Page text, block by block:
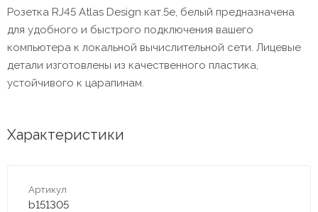
Розетка RJ45 Atlas Design кат.5е, белый предназначена
для удобного и быстрого подключения вашего
компьютера к локальной вычислительной сети. Лицевые
детали изготовлены из качественного пластика,
устойчивого к царапинам.
Характеристики
Артикул
b151305